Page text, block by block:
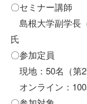
〇セミナー講師
島根大学副学長
氏
〇参加定員
現地：50名（第2
オンライン：100